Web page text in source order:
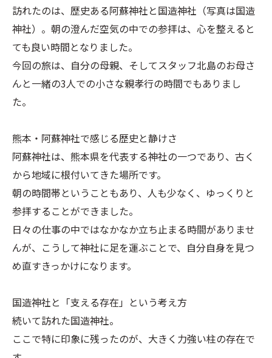
訪れたのは、歴史ある阿蘇神社と国造神社（写真は国造
神社）。朝の澄んだ空気の中での参拝は、心を整えると
ても良い時間となりました。
今回の旅は、自分の母親、そしてスタッフ北島のお母さ
んと一緒の3人での小さな親孝行の時間でもありまし
た。
熊本・阿蘇神社で感じる歴史と静けさ
阿蘇神社は、熊本県を代表する神社の一つであり、古く
から地域に根付いてきた場所です。
朝の時間帯ということもあり、人も少なく、ゆっくりと
参拝することができました。
日々の仕事の中ではなかなか立ち止まる時間がありませ
んが、こうして神社に足を運ぶことで、自分自身を見つ
め直すきっかけになります。
国造神社と「支える存在」という考え方
続いて訪れた国造神社。
ここで特に印象に残ったのが、大きく力強い柱の存在で